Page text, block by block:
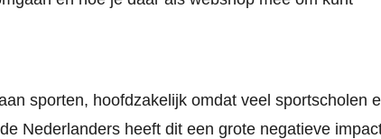
sporten, hoofdzakelijk omdat veel sportscholen
Nederlanders heeft dit een grote negatieve